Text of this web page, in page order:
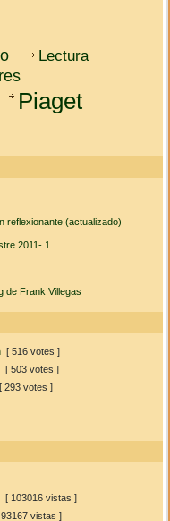
Lectura
Piaget
reflexionante (actualizado)
2011- 1
de Frank Villegas
[ 516 votes ]
[ 503 votes ]
[ 293 votes ]
[ 103016 vistas ]
vistas ]